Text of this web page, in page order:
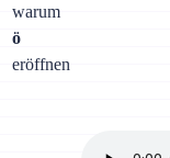
warum
ö
eröffnen